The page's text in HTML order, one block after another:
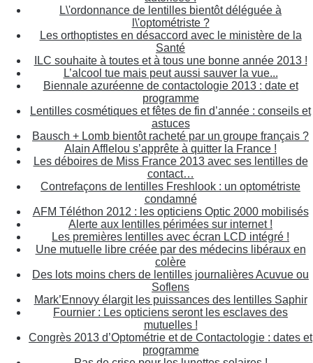
L\'ordonnance de lentilles bientôt déléguée à
l\'optométriste ?
Les orthoptistes en désaccord avec le ministère de la
Santé
ILC souhaite à toutes et à tous une bonne année 2013 !
L’alcool tue mais peut aussi sauver la vue...
Biennale azuréenne de contactologie 2013 : date et
programme
Lentilles cosmétiques et fêtes de fin d’année : conseils et
astuces
Bausch + Lomb bientôt racheté par un groupe français ?
Alain Afflelou s’apprête à quitter la France !
Les déboires de Miss France 2013 avec ses lentilles de
contact…
Contrefaçons de lentilles Freshlook : un optométriste
condamné
AFM Téléthon 2012 : les opticiens Optic 2000 mobilisés
Alerte aux lentilles périmées sur internet !
Les premières lentilles avec écran LCD intégré !
Une mutuelle libre créée par des médecins libéraux en
colère
Des lots moins chers de lentilles journalières Acuvue ou
Soflens
Mark’Ennovy élargit les puissances des lentilles Saphir
Fournier : Les opticiens seront les esclaves des
mutuelles !
Congrès 2013 d’Optométrie et de Contactologie : dates et
programme